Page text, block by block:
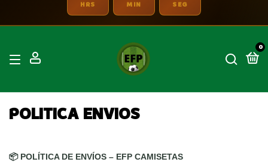
HRS MIN SEG
0
POLITICA ENVIOS
📦 POLÍTICA DE ENVÍOS – EFP CAMISETAS